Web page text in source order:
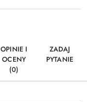
OPINIE I
OCENY
(0)
ZADAJ
PYTANIE